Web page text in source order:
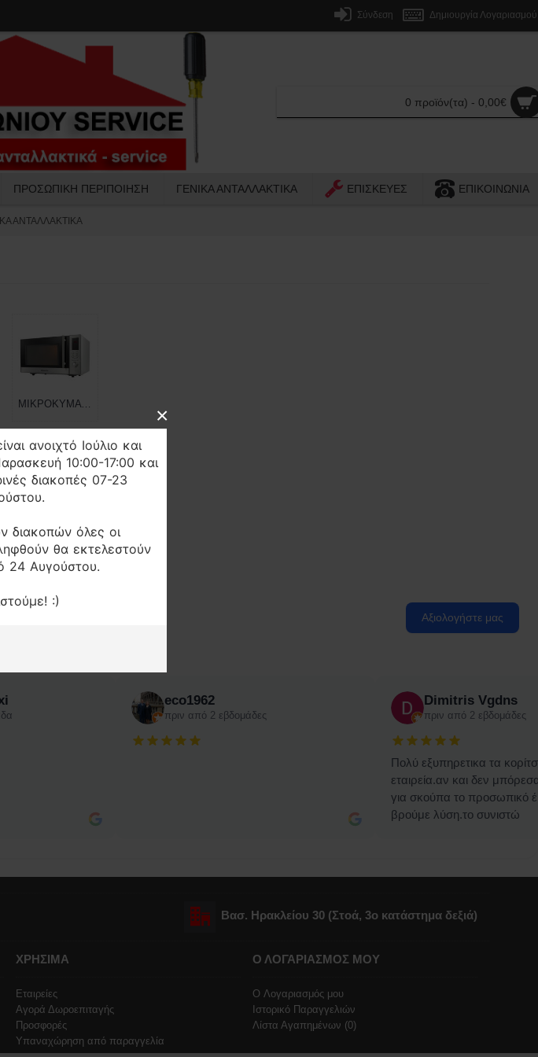
ανοιχτό Ιούλιο και
10:00-17:00 και
διακοπές 07-23
διακοπών όλες οι
θα εκτελεστούν
24 Αυγούστου.
:)
×
Σύνδεση Δημιουργία Λογαριασμού
0 προϊόν(τα) - 0,00€
ΠΡΟΣΩΠΙΚΗ ΠΕΡΙΠΟΙΗΣΗ ΓΕΝΙΚΑ ΑΝΤΑΛΛΑΚΤΙΚΑ ΕΠΙΣΚΕΥΕΣ ΕΠΙΚΟΙΝΩΝΙΑ
ΑΝΤΑΛΛΑΚΤΙΚΑ
ΜΙΚΡΟΚΥΜΑΤΩΝ
Αξιολογήστε μας
eco1962
πριν από 2 εβδομάδες
Dimitris Vgdns
πριν από 2 εβδομάδες
Πολύ εξυπηρετικα τα
εταιρεία.αν και δεν
για σκούπα το προσωπικό
βρούμε λύση.το συνιστώ
Βασ. Ηρακλείου 30 (Στοά, 3o κατάστημα δεξιά)
ΧΡΗΣΙΜΑ
Εταιρείες
Αγορά Δωροεπιταγής
Προσφορές
Υπαναχώρηση από παραγγελία
Ο ΛΟΓΑΡΙΑΣΜΟΣ ΜΟΥ
O Λογαριασμός μου
Ιστορικό Παραγγελιών
Λίστα Αγαπημένων (0)